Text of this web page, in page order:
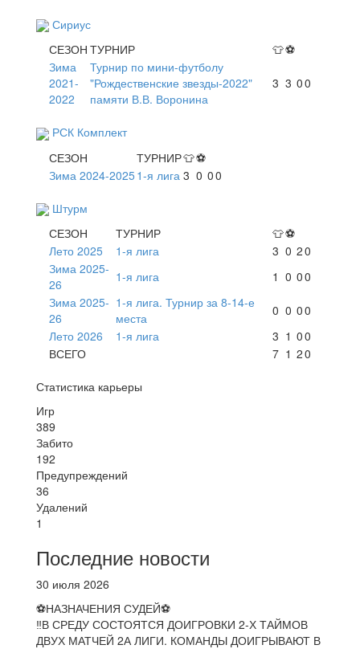
Сириус
СЕЗОН ТУРНИР 👕⚽
Зима
2021-
2022
Турнир по мини-футболу
"Рождественские звезды-2022"
памяти В.В. Воронина
3 3 00
РСК Комплект
СЕЗОН
ТУРНИР👕⚽
Зима 2024-20251-я лига 3 0 00
Штурм
СЕЗОН
ТУРНИР 👕⚽
Лето 2025
1-я лига 3 0 20
Зима 2025-
26
1-я лига 1 0 00
Зима 2025-
26
1-я лига. Турнир за 8-14-е
места
0 0 00
Лето 2026
1-я лига 3 1 00
ВСЕГО
7 1 20
Статистика карьеры
Игр
389
Забито
192
Предупреждений
36
Удалений
1
Последние новости
30 июля 2026
⚽НАЗНАЧЕНИЯ СУДЕЙ⚽
‼В СРЕДУ СОСТОЯТСЯ ДОИГРОВКИ 2-Х ТАЙМОВ
ДВУХ МАТЧЕЙ 2А ЛИГИ. КОМАНДЫ ДОИГРЫВАЮТ В